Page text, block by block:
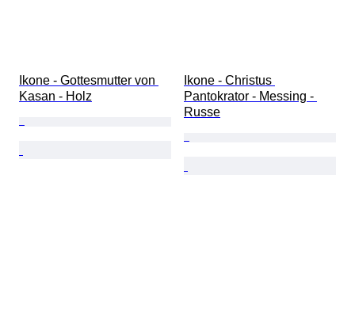
Ikone - Gottesmutter von
Kasan - Holz
Ikone - Christus
Pantokrator - Messing -
Russe